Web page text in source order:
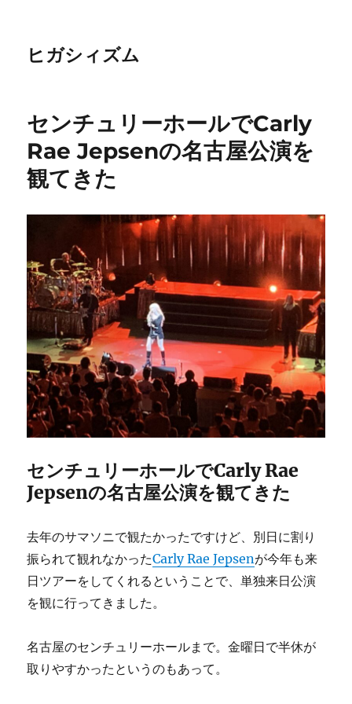
ヒガシィズム
センチュリーホールでCarly
Rae Jepsenの名古屋公演を
観てきた
センチュリーホールでCarly Rae
Jepsenの名古屋公演を観てきた
去年のサマソニで観たかったですけど、別日に割り
振られて観れなかったCarly Rae Jepsenが今年も来
日ツアーをしてくれるということで、単独来日公演
を観に行ってきました。
名古屋のセンチュリーホールまで。金曜日で半休が
取りやすかったというのもあって。